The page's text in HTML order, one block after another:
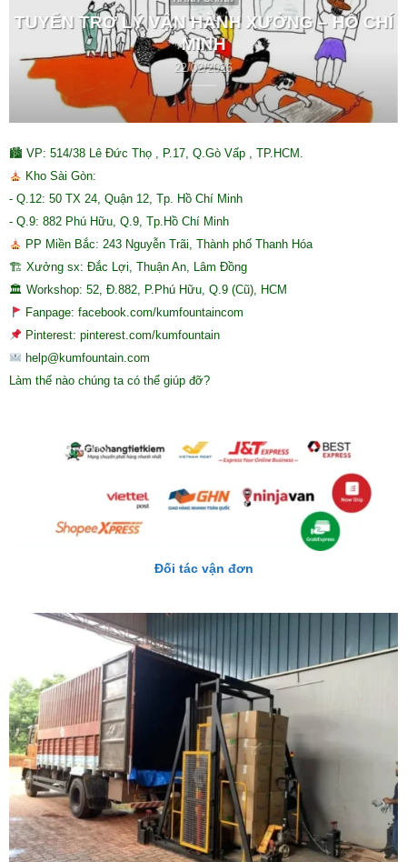
TUYỂN TRỢ LÝ VẬN HÀNH XƯỞNG – HỒ CHÍ
MINH
22/02/2026
🏙 VP: 514/38 Lê Đức Thọ , P.17, Q.Gò Vấp , TP.HCM.
Kho Sài Gòn:
- Q.12: 50 TX 24, Quận 12, Tp. Hồ Chí Minh
- Q.9: 882 Phú Hữu, Q.9, Tp.Hồ Chí Minh
PP Miền Bắc: 243 Nguyễn Trãi, Thành phố Thanh Hóa
🏗 Xưởng sx: Đắc Lợi, Thuận An, Lâm Đồng
🏛 Workshop: 52, Đ.882, P.Phú Hữu, Q.9 (Cũ), HCM
Fanpage: facebook.com/kumfountaincom
Pinterest: pinterest.com/kumfountain
help@kumfountain.com
Làm thế nào chúng ta có thể giúp đỡ?
Đối tác vận đơn